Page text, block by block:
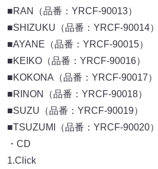
■RAN（品番：YRCF-90013）
■SHIZUKU（品番：YRCF-90014）
■AYANE（品番：YRCF-90015）
■KEIKO（品番：YRCF-90016）
■KOKONA（品番：YRCF-90017）
■RINON（品番：YRCF-90018）
■SUZU（品番：YRCF-90019）
■TSUZUMI（品番：YRCF-90020）
・CD
1.Click